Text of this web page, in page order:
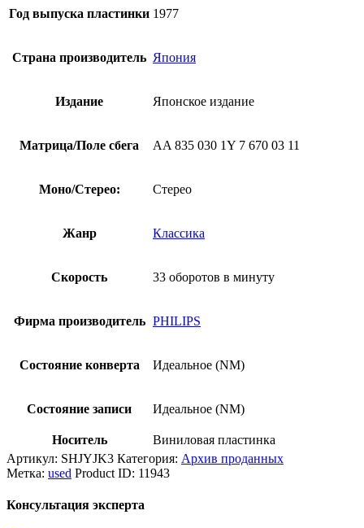
Год выпуска пластинки 1977
Страна производитель Япония
Издание Японское издание
Матрица/Поле сбега AA 835 030 1Y 7 670 03 11
Моно/Стерео: Стерео
Жанр Классика
Скорость 33 оборотов в минуту
Фирма производитель PHILIPS
Состояние конверта Идеальное (NM)
Состояние записи Идеальное (NM)
Носитель
Виниловая пластинка
Артикул: SHJYJK3 Категория: Архив проданных
Метка: used Product ID: 11943
Консультация эксперта